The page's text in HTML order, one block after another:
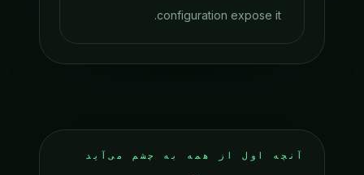
configuration expose it.
آنچه اول از همه به چشم می‌آید